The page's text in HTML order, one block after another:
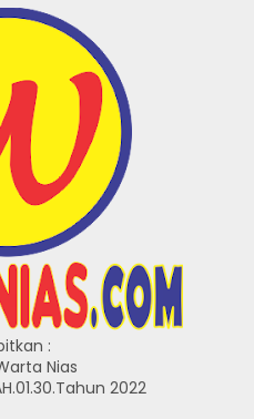
:
Nias
2022